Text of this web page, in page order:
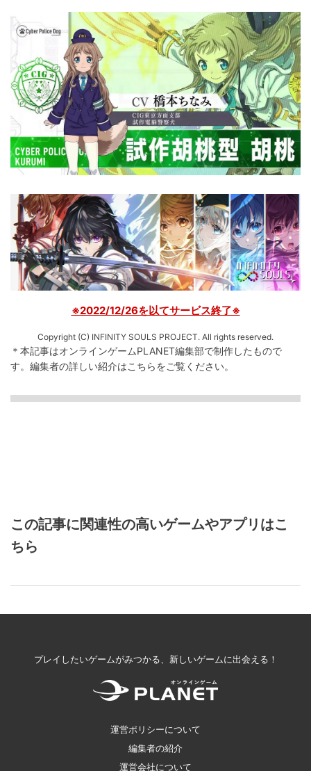
※2022/12/26を以てサービス終了※
Copyright (C) INFINITY SOULS PROJECT. All rights reserved.
＊本記事はオンラインゲームPLANET編集部で制作したもので
す。 編集者の詳しい紹介はこちらをご覧ください。
この記事に関連性の高いゲームやアプリはこ
ちら
プレイしたいゲームがみつかる、新しいゲームに出会える！
運営ポリシーについて
編集者の紹介
運営会社について